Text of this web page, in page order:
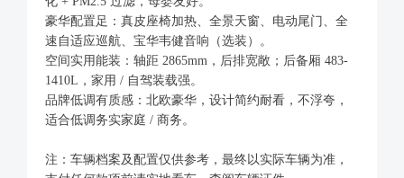
豪华配置足：真皮座椅加热、全景天窗、电动尾门、全
速自适应巡航、宝华韦健音响（选装）。
空间实用能装：轴距 2865mm，后排宽敞；后备厢 483-
1410L，家用 / 自驾装载强。
品牌低调有质感：北欧豪华，设计简约耐看，不浮夸，
适合低调务实家庭 / 商务。
注：车辆档案及配置仅供参考，最终以实际车辆为准，